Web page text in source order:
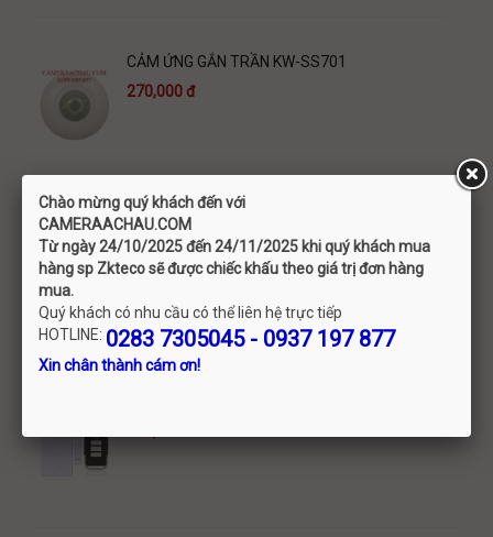
CẢM ỨNG GẮN TRẦN KW-SS701
270,000 đ
CẢM ỨNG GẮN TRẦN KW-SS281
290,000 đ
Chào mừng quý khách đến với
CAMERAACHAU.COM
Từ ngày 24/10/2025 đến 24/11/2025 khi quý khách mua
hàng sp Zkteco sẽ được chiếc khấu theo giá trị đơn hàng
mua.
Quý khách có nhu cầu có thể liên hệ trực tiếp
HOTLINE: 0283 7305045 - 0937 197 877
Xin chân thành cám ơn!